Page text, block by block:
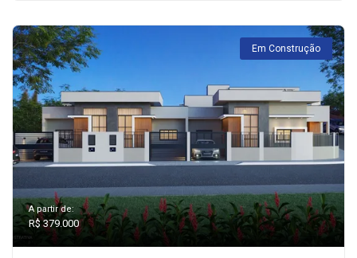
Em Construção
A partir de:
R$ 379.000